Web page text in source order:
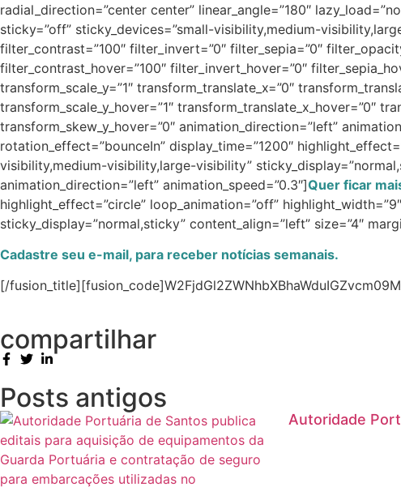
radial_direction=”center center” linear_angle=”180″
sticky=”off” sticky_devices=”small-visibility,medium-
filter_contrast=”100″ filter_invert=”0″ filter_sepia=”0″
filter_contrast_hover=”100″ filter_invert_hover=”0″
transform_scale_y=”1″ transform_translate_x=”0″
transform_scale_y_hover=”1″ transform_translate_x_hover=”0″
transform_skew_y_hover=”0″ animation_direction=”left”
rotation_effect=”bounceIn” display_time=”1200″
visibility,medium-visibility,large-visibility”
animation_direction=”left” animation_speed=”0.3″]Quer ficar
highlight_effect=”circle” loop_animation=”off”
sticky_display=”normal,sticky” content_align=”left” size=”4″
Cadastre seu e-mail, para receber notícias semanais.
[/
compartilhar
Posts antigos
Autoridade